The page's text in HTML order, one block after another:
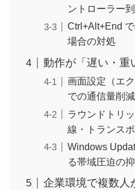
ントローラー到
Ctrl+Alt+End
場合の対処
動作が「遅い・重
画面設定（エ
での通信量削減
ラウンドトリ
線・トランス
Windows
る帯域圧迫の
企業環境で複数人